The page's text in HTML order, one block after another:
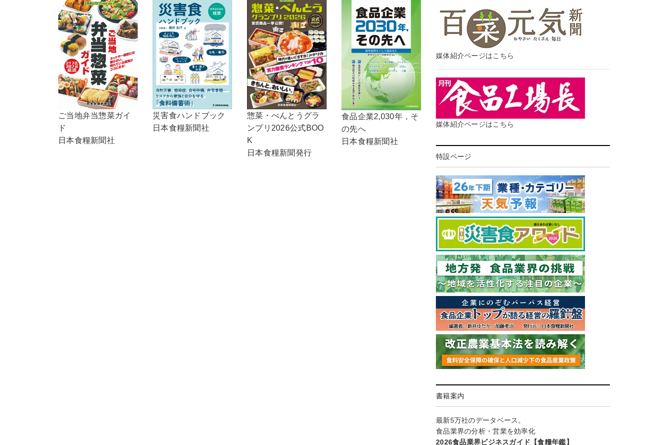
ご当地弁当惣菜ガイ
ド
日本食糧新聞社
災害食ハンドブック
日本食糧新聞社
惣菜・べんとうグラ
ンプリ2026公式BOO
K
日本食糧新聞発行
食品企業2,030年，そ
の先へ
日本食糧新聞社
媒体紹介ページはこちら
媒体紹介ページはこちら
特設ページ
書籍案内
最新5万社のデータベース。
食品業界の分析・営業を効率化
2026食品業界ビジネスガイド【食糧年鑑】